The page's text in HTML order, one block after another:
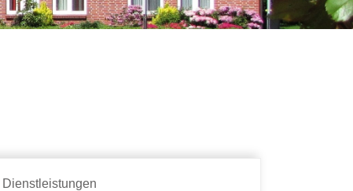
Dienstleistungen